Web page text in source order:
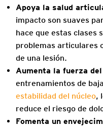
Apoya la salud
impacto son suaves
hace que estas clases
problemas articulares
de una lesión.
Aumenta la fuerza
entrenamientos de
estabilidad del núcleo,
reduce el riesgo de
Fomenta un